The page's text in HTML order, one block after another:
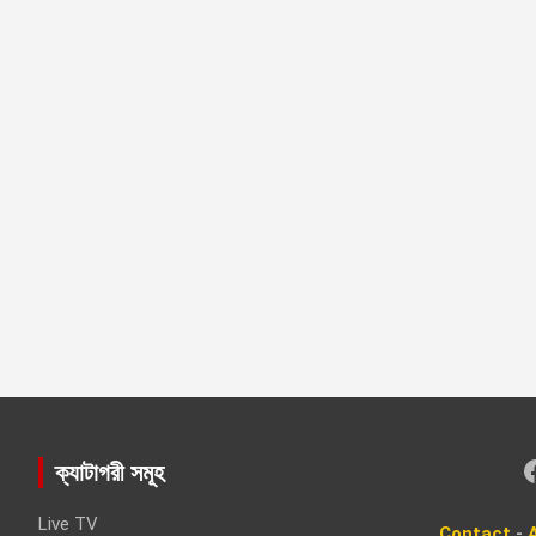
ক্যাটাগরী সমূহ
Live TV